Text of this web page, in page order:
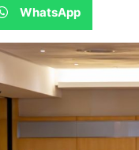
WhatsApp